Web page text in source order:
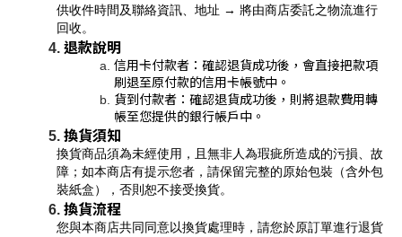
供收件時間及聯絡資訊、地址 → 將由商店委託之物流進行
回收。
退款說明
信用卡付款者：確認退貨成功後，會直接把款項
刷退至原付款的信用卡帳號中。
貨到付款者：確認退貨成功後，則將退款費用轉
帳至您提供的銀行帳戶中。
換貨須知
換貨商品須為未經使用，且無非人為瑕疵所造成的污損、故
障；如本商店有提示您者，請保留完整的原始包裝（含外包
裝紙盒），否則恕不接受換貨。
換貨流程
您與本商店共同同意以換貨處理時，請您於原訂單進行退貨